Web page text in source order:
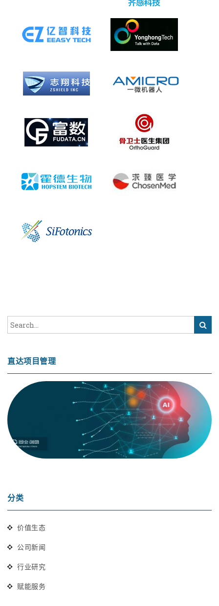
直达项目管理
分类
价值生态
公司新闻
行业研究
赋能服务